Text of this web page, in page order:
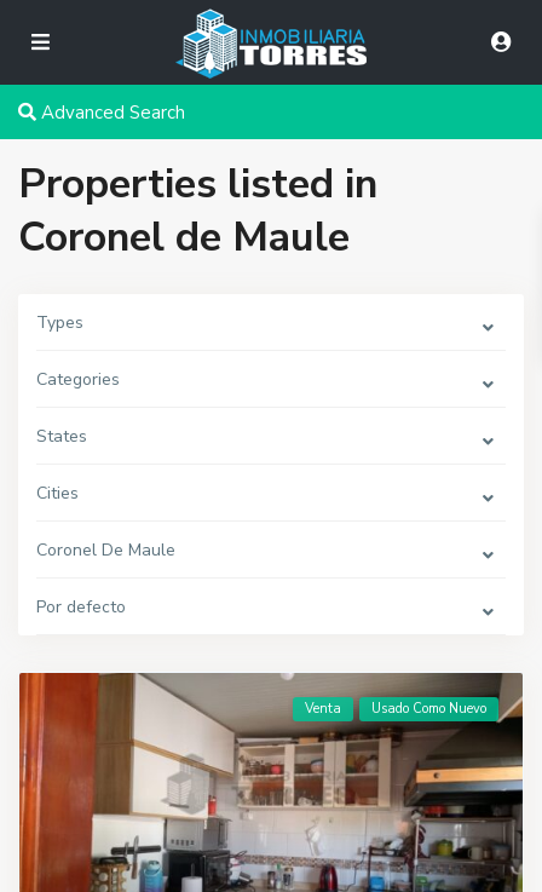
Advanced Search
Properties listed in
Coronel de Maule
Types
Categories
States
Cities
Coronel De Maule
Por defecto
Venta Usado Como Nuevo